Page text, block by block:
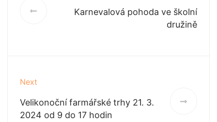
Karnevalová pohoda ve školní
družině
Next
Velikonoční farmářské trhy 21. 3.
2024 od 9 do 17 hodin